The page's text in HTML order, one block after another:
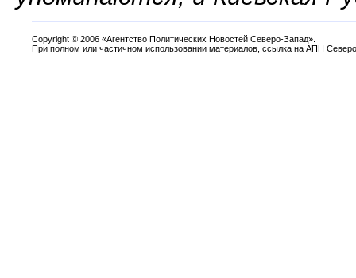
Copyright © 2006 «Агентство Политических Новостей Северо-Запад».
При полном или частичном использовании материалов, ссылка на АПН